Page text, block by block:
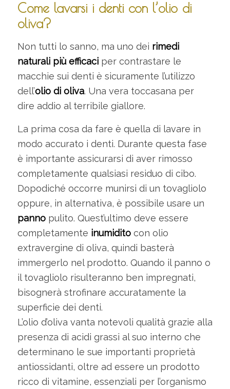
Come lavarsi i denti con l’olio di
oliva?
Non tutti lo sanno, ma uno dei rimedi
naturali più efficaciper contrastare le
macchie sui denti è sicuramente l’utilizzo
dell’olio di oliva. Una vera toccasana per
dire addio al terribile giallore.
La prima cosa da fare è quella di lavare in
modo accurato i denti. Durante questa fase
è importante assicurarsi di aver rimosso
completamente qualsiasi residuo di cibo.
Dopodiché occorre munirsi di un tovagliolo
oppure, in alternativa, è possibile usare un
pannopulito. Quest’ultimo deve essere
completamente inumiditocon olio
extravergine di oliva, quindi basterà
immergerlo nel prodotto. Quando il panno o
il tovagliolo risulteranno ben impregnati,
bisognerà strofinare accuratamente la
superficie dei denti.
L’olio d’oliva vanta notevoli qualità grazie alla
presenza di acidi grassi al suo interno che
determinano le sue importanti proprietà
antiossidanti, oltre ad essere un prodotto
ricco di vitamine, essenziali per l’organismo